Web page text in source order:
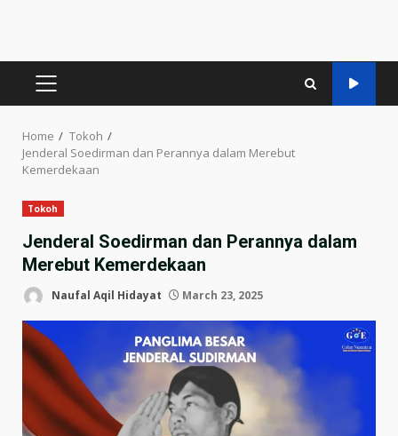
PRIMARY
Home
Tokoh
Jenderal Soedirman dan Perannya dalam Merebut
Kemerdekaan​
Tokoh
Jenderal Soedirman dan Perannya dalam
Merebut Kemerdekaan​
Naufal Aqil Hidayat March 23, 2025